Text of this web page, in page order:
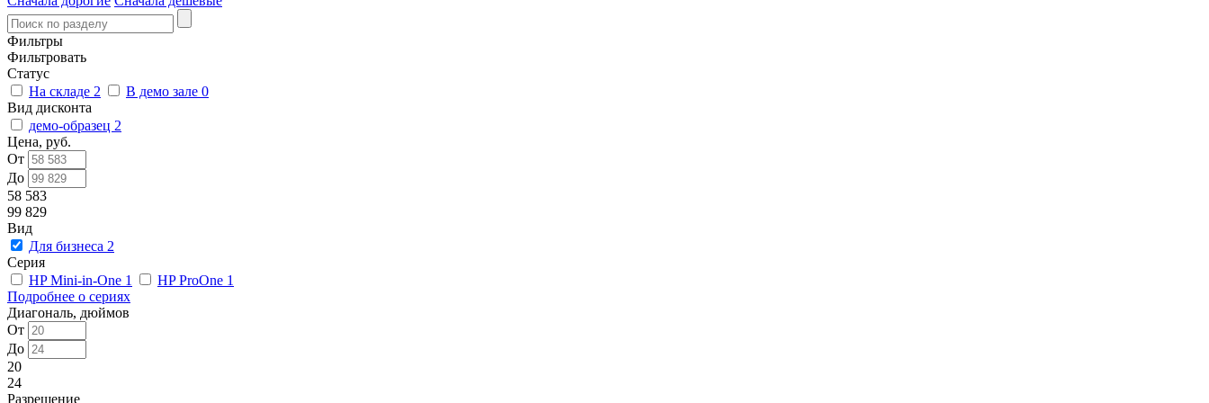
Фильтры
Фильтровать
Статус
На складе 2 В демо зале 0
Вид дисконта
демо-образец 2
Цена, руб.
От
До
58 583
99 829
Вид
Для бизнеса 2
Серия
HP Mini-in-One 1 HP ProOne 1
Подробнее о сериях
Диагональ, дюймов
От
До
20
24
Разрешение